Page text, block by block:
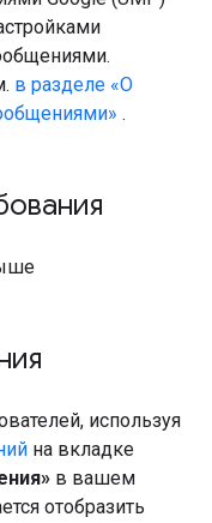
в разделе «О
.
используя
на вкладке
в вашем
отобразить